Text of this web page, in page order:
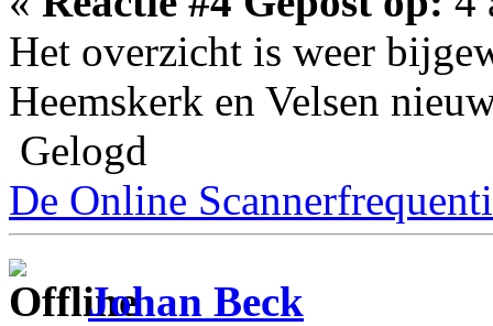
Het overzicht is weer
Heemskerk en Velsen
Gelogd
De Online
Johan Beck